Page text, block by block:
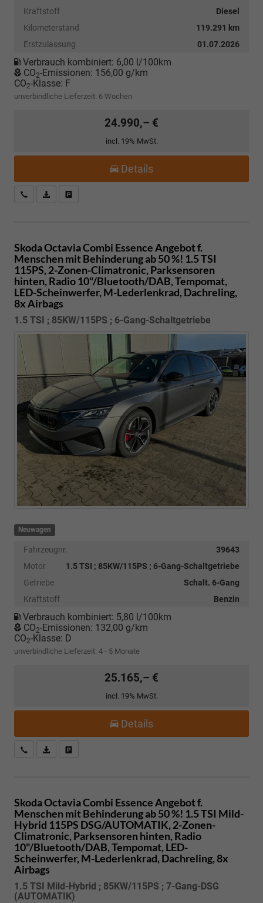
Kraftstoff
Diesel
Kilometerstand
119.291 km
Erstzulassung
01.07.2026
Verbrauch kombiniert: 6,00 l/100km
CO2-Emissionen: 156,00 g/km
CO2-Klasse: F
unverbindliche Lieferzeit: 6 Wochen
24.990,– €
incl. 19% MwSt.
Details
Kostenloser Rückruf-Service
PDF-Datei, Fahrzeugexposé drucken
Skoda Octavia Combi Essence Angebot f.
Menschen mit Behinderung ab 50 %! 1.5 TSI
115PS, 2-Zonen-Climatronic, Parksensoren
hinten, Radio 10"/Bluetooth/DAB, Tempomat,
LED-Scheinwerfer, M-Lederlenkrad, Dachreling,
8x Airbags
1.5 TSI ; 85KW/115PS ; 6-Gang-Schaltgetriebe
Neuwagen
Fahrzeugnr.
39643
Motor
1.5 TSI ; 85KW/115PS ; 6-Gang-Schaltgetriebe
Getriebe
Schalt. 6-Gang
Kraftstoff
Benzin
Verbrauch kombiniert: 5,80 l/100km
CO2-Emissionen: 132,00 g/km
CO2-Klasse: D
unverbindliche Lieferzeit: 4 - 5 Monate
25.165,– €
incl. 19% MwSt.
Details
Kostenloser Rückruf-Service
PDF-Datei, Fahrzeugexposé drucken
Skoda Octavia Combi Essence Angebot f.
Menschen mit Behinderung ab 50 %! 1.5 TSI Mild-
Hybrid 115PS DSG/AUTOMATIK, 2-Zonen-
Climatronic, Parksensoren hinten, Radio
10"/Bluetooth/DAB, Tempomat, LED-
Scheinwerfer, M-Lederlenkrad, Dachreling, 8x
Airbags
1.5 TSI Mild-Hybrid ; 85KW/115PS ; 7-Gang-DSG
(AUTOMATIK)